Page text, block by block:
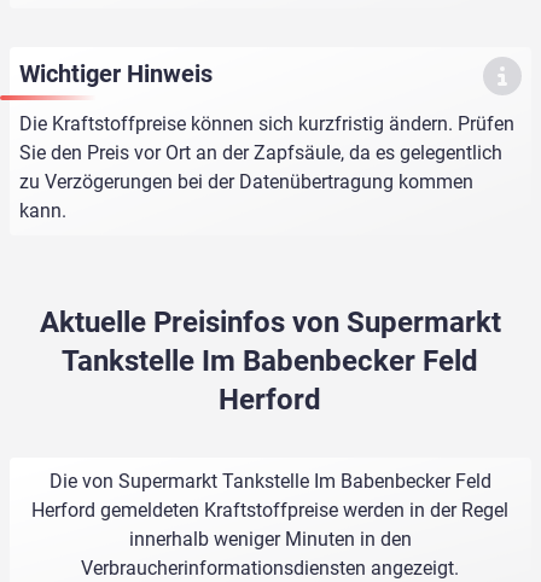
Wichtiger Hinweis
Die Kraftstoffpreise können sich kurzfristig ändern. Prüfen
Sie den Preis vor Ort an der Zapfsäule, da es gelegentlich
zu Verzögerungen bei der Datenübertragung kommen
kann.
Aktuelle Preisinfos von Supermarkt
Tankstelle Im Babenbecker Feld
Herford
Die von Supermarkt Tankstelle Im Babenbecker Feld
Herford gemeldeten Kraftstoffpreise werden in der Regel
innerhalb weniger Minuten in den
Verbraucherinformationsdiensten angezeigt.